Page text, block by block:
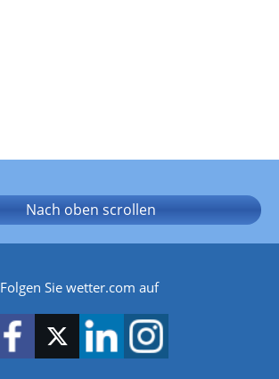
Nach oben scrollen
Folgen Sie wetter.com auf